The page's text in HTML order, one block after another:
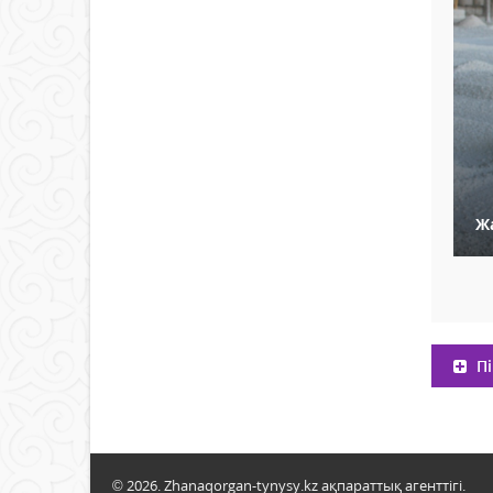
© 2026. Zhanaqorgan-tynysy.kz ақпараттық агенттігі.